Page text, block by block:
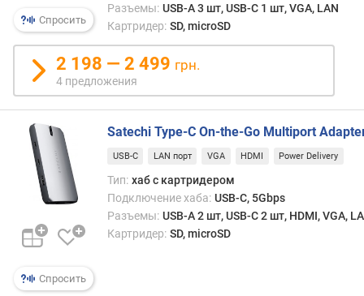
Спросить
Разъемы: USB-A 3 шт, USB-C 1 шт, VGA, LAN
Картридер: SD, microSD
2 198 — 2 499 грн.
4 предложения
Спросить
Satechi Type-C On-the-Go Multiport
USB-C LAN порт VGA HDMI Power Delivery
Тип: хаб с картридером
Подключение хаба: USB-C, 5Gbps
Разъемы: USB-A 2 шт, USB-C 2 шт, HDMI, VGA,
Картридер: SD, microSD